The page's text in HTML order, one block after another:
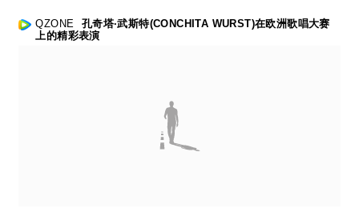
QZONE
孔奇塔·武斯特(CONCHITA WURST)在欧洲歌唱大赛
上的精彩表演